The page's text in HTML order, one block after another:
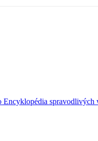
Encyklopédia spravodlivých